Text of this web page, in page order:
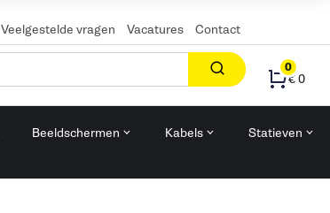
Veelgestelde vragen Vacatures Contact
0
€ 0
Beeldschermen Kabels Statieven